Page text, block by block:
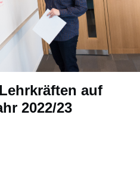
auf
2022/23